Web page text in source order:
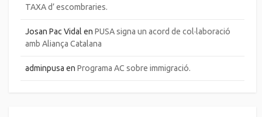
TAXA d’ escombraries.
Josan Pac Vidal en PUSA signa un acord de col·laboració
amb Aliança Catalana
adminpusa en Programa AC sobre immigració.